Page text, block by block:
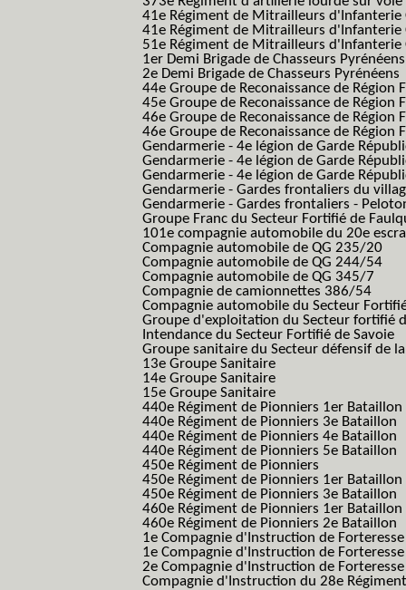
41e Régiment de Mitrailleurs d'Infanterie
41e Régiment de Mitrailleurs d'Infanterie
51e Régiment de Mitrailleurs d'Infanterie
1er Demi Brigade de Chasseurs Pyrénéens
2e Demi Brigade de Chasseurs Pyrénéens
44e Groupe de Reconaissance de Région
45e Groupe de Reconaissance de Région
46e Groupe de Reconaissance de Région
46e Groupe de Reconaissance de
Gendarmerie - 4e légion de Garde
Gendarmerie - 4e légion de Garde
Gendarmerie - 4e légion de Garde
Gendarmerie - Gardes frontaliers du
Gendarmerie - Gardes frontaliers -
Groupe Franc du Secteur Fortifié de
101e compagnie automobile du 20e
Compagnie automobile de QG 235/20
Compagnie automobile de QG 244/54
Compagnie automobile de QG 345/7
Compagnie de camionnettes 386/54
Compagnie automobile du Secteur
Groupe d'exploitation du Secteur fortifié
Intendance du Secteur Fortifié de Savoie
Groupe sanitaire du Secteur défensif de
13e Groupe Sanitaire
14e Groupe Sanitaire
15e Groupe Sanitaire
440e Régiment de Pionniers 1er Bataillon
440e Régiment de Pionniers 3e Bataillon
440e Régiment de Pionniers 4e Bataillon
440e Régiment de Pionniers 5e Bataillon
450e Régiment de Pionniers
450e Régiment de Pionniers 1er Bataillon
450e Régiment de Pionniers 3e Bataillon
460e Régiment de Pionniers 1er Bataillon
460e Régiment de Pionniers 2e Bataillon
1e Compagnie d'Instruction de
1e Compagnie d'Instruction de
2e Compagnie d'Instruction de
Compagnie d'Instruction du 28e